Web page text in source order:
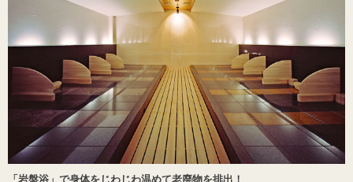
「岩盤浴」で身体をじわじわ温めて老廃物を排出！